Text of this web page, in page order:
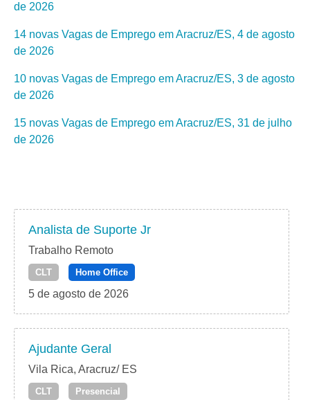
de 2026
14 novas Vagas de Emprego em Aracruz/ES, 4 de agosto
de 2026
10 novas Vagas de Emprego em Aracruz/ES, 3 de agosto
de 2026
15 novas Vagas de Emprego em Aracruz/ES, 31 de julho
de 2026
Analista de Suporte Jr
Trabalho Remoto
CLT Home Office
5 de agosto de 2026
Ajudante Geral
Vila Rica, Aracruz/ ES
CLT Presencial